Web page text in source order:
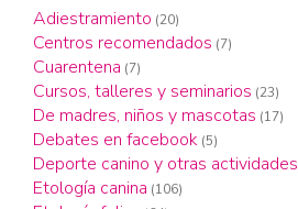
Adiestramiento (20)
Centros recomendados (7)
Cuarentena (7)
Cursos, talleres y seminarios (23)
De madres, niños y mascotas (17)
Debates en facebook (5)
Deporte canino y otras actividades
Etología canina (106)